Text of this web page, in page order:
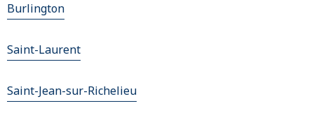
Burlington
Saint-Laurent
Saint-Jean-sur-Richelieu